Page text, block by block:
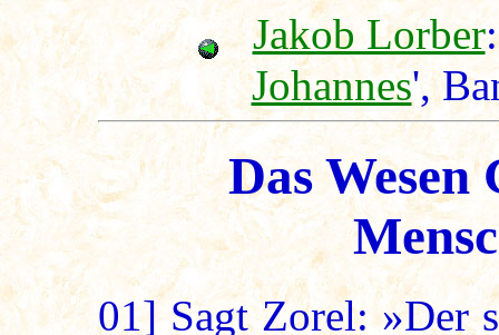
Jakob Lorber
Johannes',
Das Wesen
01]Sagt Zorel: »Der